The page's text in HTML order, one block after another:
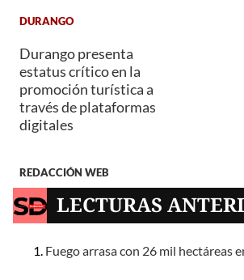
DURANGO
Durango presenta
estatus crítico en la
promoción turística a
través de plataformas
digitales
REDACCIÓN WEB
LECTURAS
Fuego arrasa con 26 mil hectáreas